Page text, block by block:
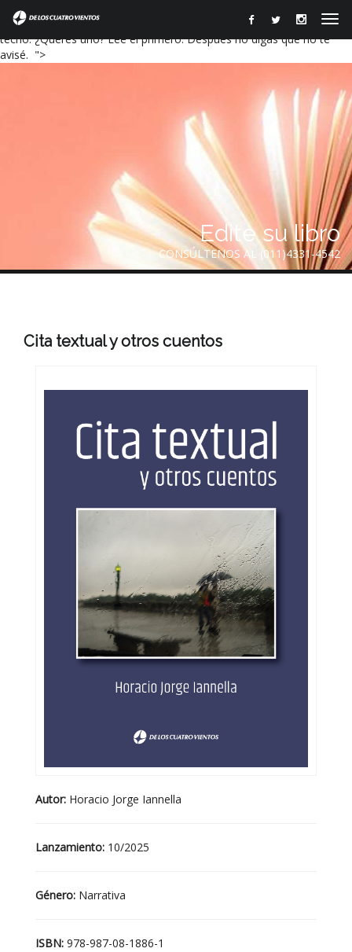
y lo que duele.
Algunos relatos tienen trampa. Y un remate que te deja mirando el
techo. ¿Querés uno? Leé el primero. Después no digas que no te
avisé. ">
Edite su libro
CONSÚLTENOS AL (011)4331-4542
Cita textual y otros cuentos
Autor: Horacio Jorge Iannella
Lanzamiento: 10/2025
Género: Narrativa
ISBN: 978-987-08-1886-1